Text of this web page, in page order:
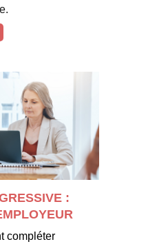
:
compléter